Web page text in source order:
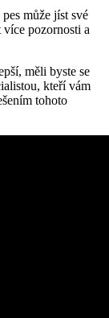
může jíst své
pozornosti a
měli byste se
kteří vám
tohoto